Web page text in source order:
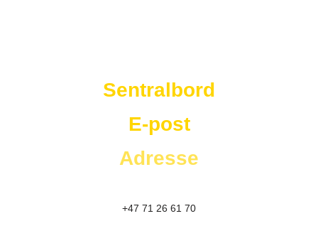
Sentralbord
E-post
Adresse
+47 71 26 61 70